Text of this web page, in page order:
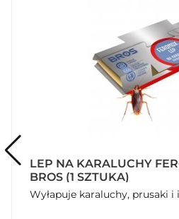
LEP NA KARALUCHY
BROS (1 SZTUKA)